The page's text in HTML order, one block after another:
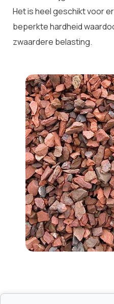
Het is heel geschikt voor
beperkte hardheid
zwaardere belasting.